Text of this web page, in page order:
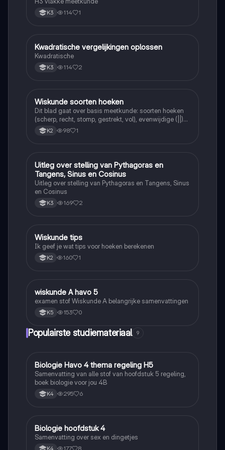
K3 114 1
Wiskunde
Kwadratische vergelijkingen oplossen
Kwadratische
K3 114 2
Wiskunde
Wiskunde soorten hoeken
Dit blad gaat over basis meetkunde: soorten hoeken
(scherp, recht, stomp, gestrekt, vol), evenwijdige (||)
en loodrechte (⊥) lijnen, en de symbolen =, <, >.
K2 98 1
Wiskunde
Uitleg over stelling van Pythagoras en
Tangens, Sinus en Cosinus
Uitleg over stelling van Pythagoras en Tangens, Sinus
en Cosinus
K3 169 2
Wiskunde
Wiskunde tips
Ik geef je wat tips voor hoeken berekenen
K2 160 1
Wiskunde
wiskunde A havo 5
examen stof Wiskunde A belangrijke samenvattingen
K5 153 0
Populairste studiemateriaal 9
Biologie
Biologie Havo 4 thema regeling H5
Samenvatting van alle stof van hoofdstuk 5 regeling,
boek biologie voor jou 4B
K4 295 6
Biologie
Biologie hoofdstuk 4
Samenvatting over sex en dingetjes
K4 177 8